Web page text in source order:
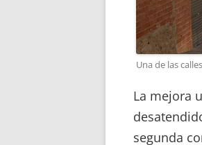
Una de las
La mejora
segunda